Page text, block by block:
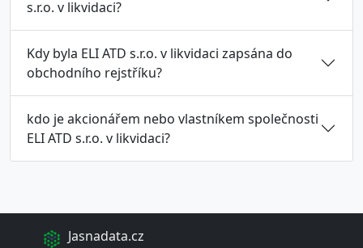
s.r.o. v likvidaci?
Kdy byla ELI ATD s.r.o. v likvidaci zapsána do
obchodního rejstříku?
kdo je akcionářem nebo vlastníkem společnosti
ELI ATD s.r.o. v likvidaci?
Jasnadata.cz